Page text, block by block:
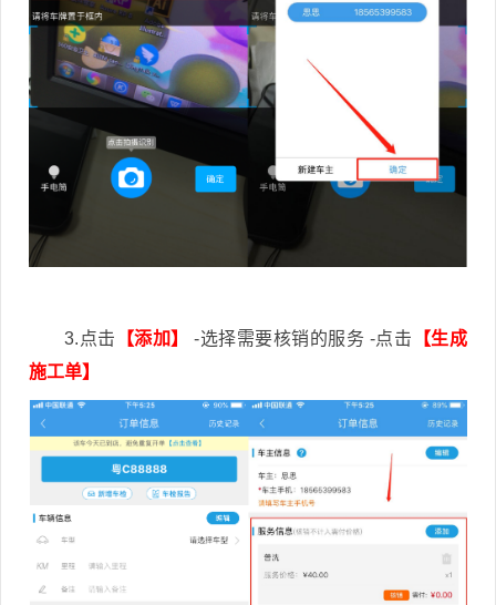
3.点击 【添加】 -选择需要核销的服务 -点击 【生成
施工单】